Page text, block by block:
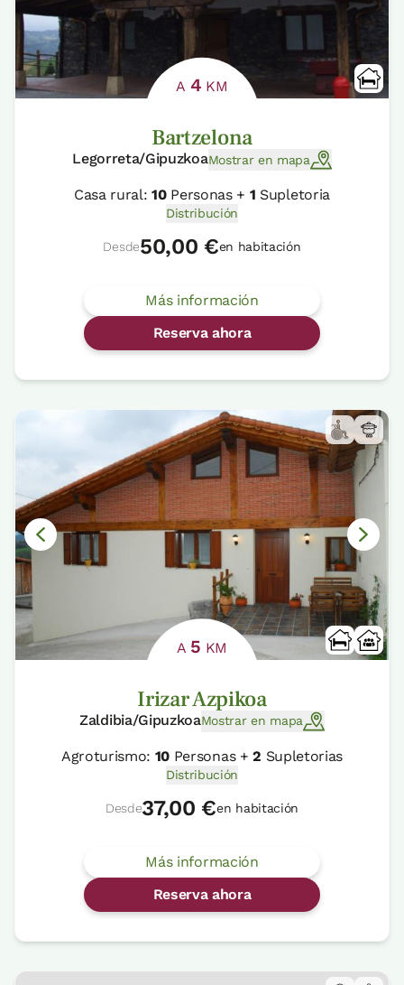
A 4 KM
Bartzelona
Legorreta/GipuzkoaMostrar en mapa
Casa rural:10Personas + 1 Supletoria
Distribución
Desde50,00 €en habitación
Más información
Reserva ahora
A 5 KM
Irizar Azpikoa
Zaldibia/GipuzkoaMostrar en mapa
Agroturismo: 10 Personas +2 Supletorias
Distribución
Desde37,00 €en habitación
Más información
Reserva ahora